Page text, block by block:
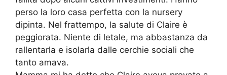
perso la loro casa perfetta con la nursery
dipinta. Nel frattempo, la salute di Claire è
peggiorata. Niente di letale, ma abbastanza da
rallentarla e isolarla dalle cerchie sociali che
tanto amava.